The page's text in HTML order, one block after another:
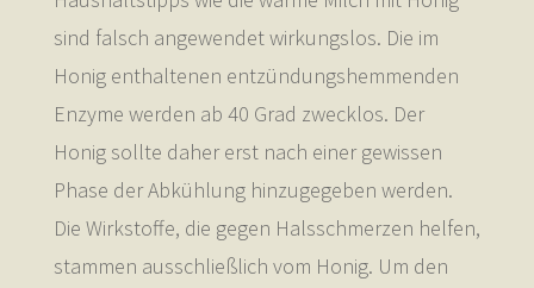
sind falsch angewendet wirkungslos. Die im
Honig enthaltenen entzündungshemmenden
Enzyme werden ab 40 Grad zwecklos. Der
Honig sollte daher erst nach einer gewissen
Phase der Abkühlung hinzugegeben werden.
Die Wirkstoffe, die gegen Halsschmerzen helfen,
stammen ausschließlich vom Honig. Um den